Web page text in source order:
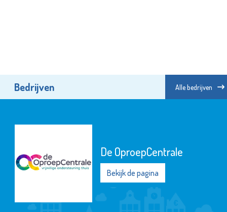
Bedrijven Alle bedrijven
De OproepCentrale
Bekijk de pagina